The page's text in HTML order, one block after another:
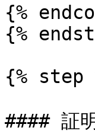
{%
{%
{% step
#### 証